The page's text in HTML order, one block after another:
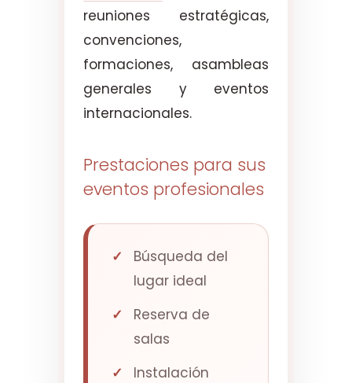
reuniones estratégicas,
convenciones,
formaciones, asambleas
generales y eventos
internacionales.
Prestaciones para sus
eventos profesionales
Búsqueda del
lugar ideal
Reserva de
salas
Instalación